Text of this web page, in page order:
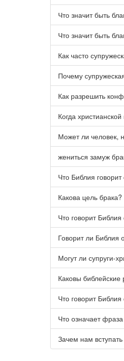
Что значит быть
Что значит быть
Как часто
Почему
Как разрешить
Когда
Может ли человек,
жениться замуж
Что Библия
Какова цель брака?
Что говорит
Говорит ли Библия
Могут ли супруги-
Каковы
Что говорит
Что означает
Зачем нам вступать